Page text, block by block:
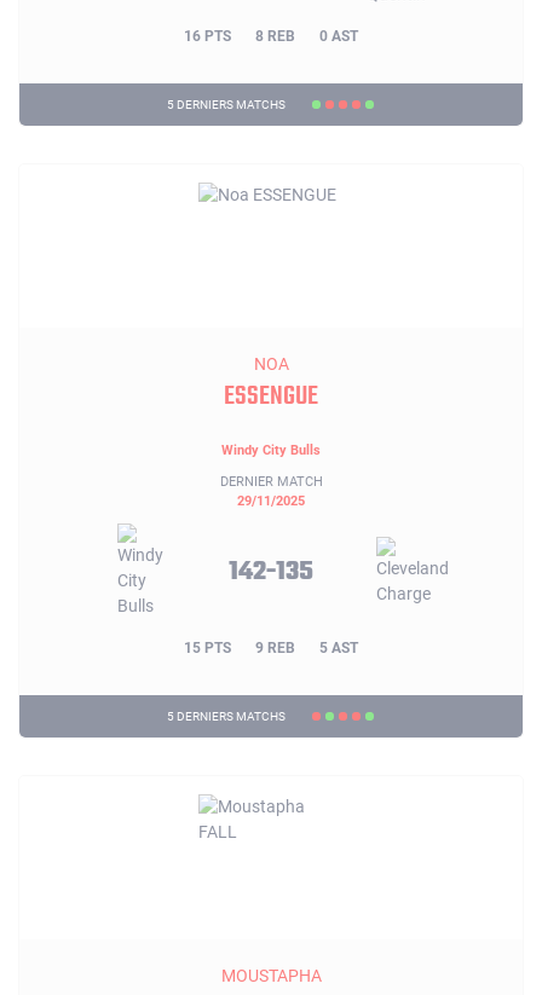
16 PTS 8 REB 0 AST
5 DERNIERS MATCHS
NOA
ESSENGUE
Windy City Bulls
DERNIER MATCH
29/11/2025
142-135
15 PTS 9 REB 5 AST
5 DERNIERS MATCHS
MOUSTAPHA